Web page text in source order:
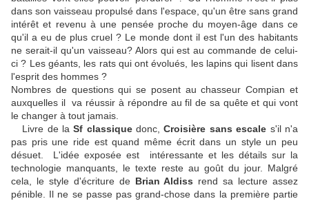
dans son vaisseau propulsé dans l'espace, qu'un être sans grand
intérêt et revenu à une pensée proche du moyen-âge dans ce
qu'il a eu de plus cruel ? Le monde dont il est l'un des habitants
ne serait-il qu'un vaisseau? Alors qui est au commande de celui-
ci ? Les géants, les rats qui ont évolués, les lapins qui lisent dans
l'esprit des hommes ?
Nombres de questions qui se posent au chasseur Compian et
auxquelles il va réussir à répondre au fil de sa quête et qui vont
le changer à tout jamais.
Livre de laSf classiquedonc,Croisière sans escale s'il n'a
pas pris une ride est quand même écrit dans un style un peu
désuet. L'idée exposée est intéressante et les détails sur la
technologie manquants, le texte reste au goût du jour. Malgré
cela, le style d'écriture de Brian Aldiss rend sa lecture assez
pénible. Il ne se passe pas grand-chose dans la première partie